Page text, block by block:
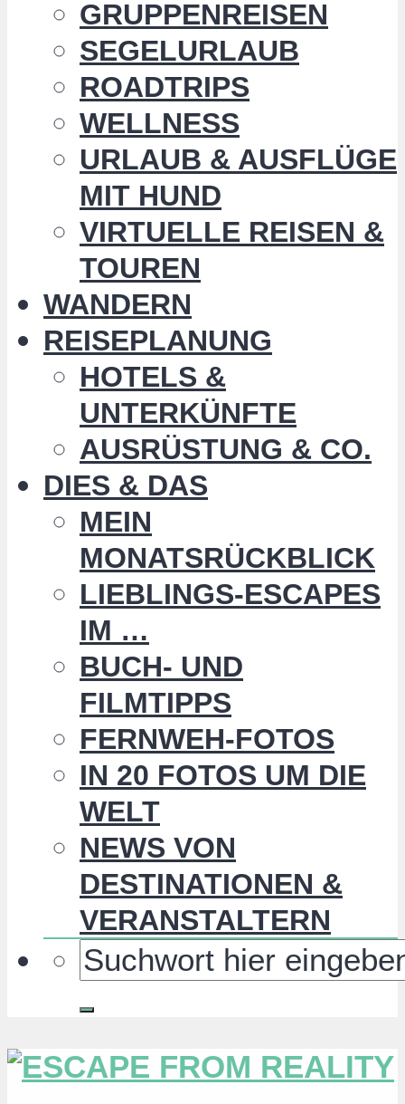
GRUPPENREISEN
SEGELURLAUB
ROADTRIPS
WELLNESS
URLAUB & AUSFLÜGE
MIT HUND
VIRTUELLE REISEN &
TOUREN
WANDERN
REISEPLANUNG
HOTELS &
UNTERKÜNFTE
AUSRÜSTUNG & CO.
DIES & DAS
MEIN
MONATSRÜCKBLICK
LIEBLINGS-ESCAPES
IM …
BUCH- UND
FILMTIPPS
FERNWEH-FOTOS
IN 20 FOTOS UM DIE
WELT
NEWS VON
DESTINATIONEN &
VERANSTALTERN